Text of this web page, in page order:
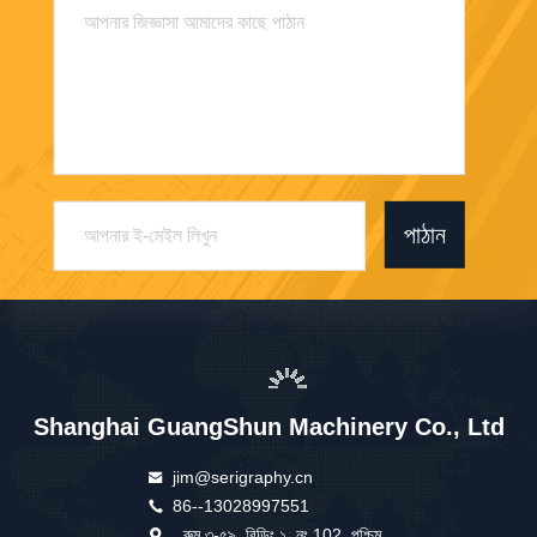
পাঠান
Shanghai GuangShun Machinery Co., Ltd
jim@serigraphy.cn
86--13028997551